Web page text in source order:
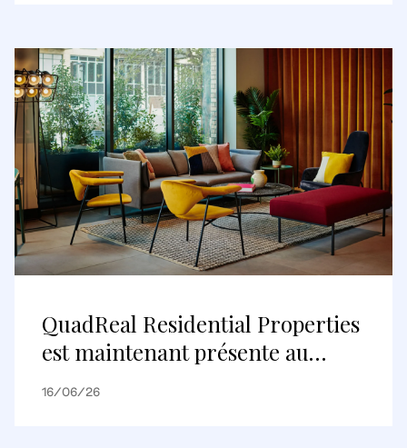
QuadReal Residential Properties
est maintenant présente au
Royaume-Uni
16/06/26